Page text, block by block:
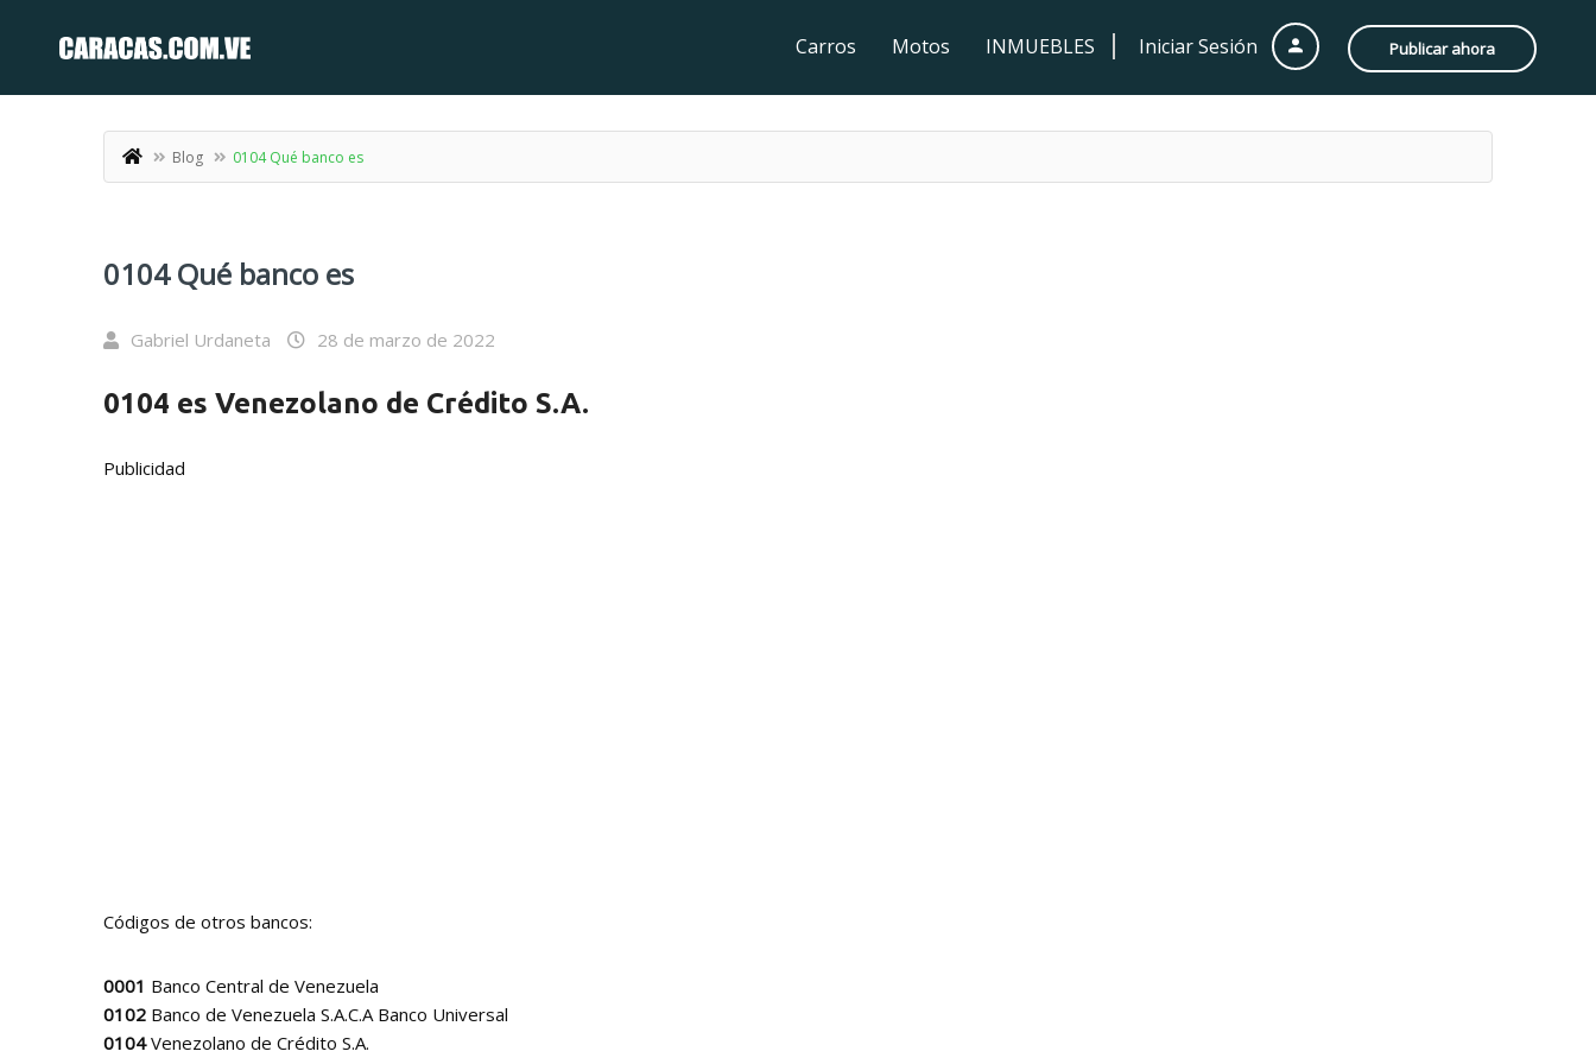
Iniciar Sesión Publicar ahora
Carros Motos INMUEBLES
Blog 0104 Qué banco es
0104 Qué banco es
Gabriel Urdaneta 28 de marzo de 2022
0104 es Venezolano de Crédito S.A.
Publicidad
Códigos de otros bancos:
0001 Banco Central de Venezuela
0102 Banco de Venezuela S.A.C.A Banco Universal
0104Venezolano de Crédito S.A.